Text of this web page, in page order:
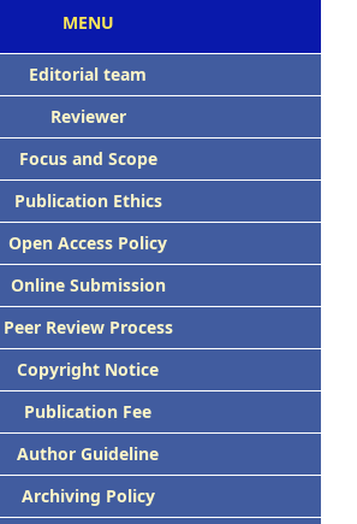
MENU
Editorial team
Reviewer
Focus and Scope
Publication Ethics
Open Access Policy
Online Submission
Peer Review Process
Copyright Notice
Publication Fee
Author Guideline
Archiving Policy